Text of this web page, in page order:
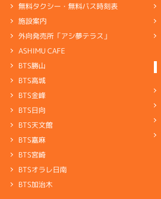
無料タクシー・無料バス時刻表
施設案内
外向発売所「アシ夢テラス」
ASHIMU CAFE
BTS勝山
BTS高城
BTS金峰
BTS日向
BTS天文館
BTS嘉麻
BTS宮崎
BTSオラレ日南
BTS加治木